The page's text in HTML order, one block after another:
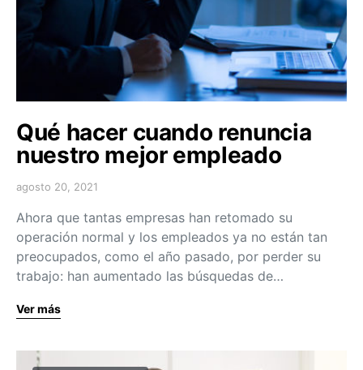
Qué hacer cuando renuncia
nuestro mejor empleado
agosto 20, 2021
Ahora que tantas empresas han retomado su
operación normal y los empleados ya no están tan
preocupados, como el año pasado, por perder su
trabajo: han aumentado las búsquedas de…
Ver más